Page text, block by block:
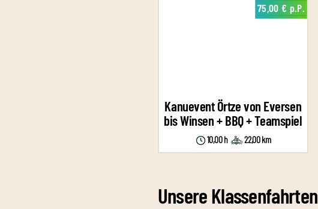
75,00 € p.P.
Kanuevent Örtze von Eversen
bis Winsen + BBQ + Teamspiel
10,00 h 22,00 km
Unsere Klassenfahrten